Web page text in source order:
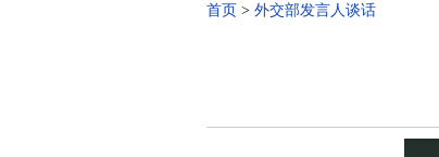
首页 > 外交部发言人谈话